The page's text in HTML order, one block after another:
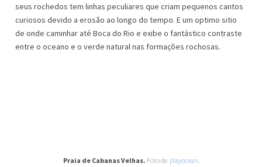
seus rochedos tem linhas peculiares que criam pequenos cantos
curiosos devido a erosão ao longo do tempo. E um optimo sitio
de onde caminhar até Boca do Rio e exibe o fantástico contraste
entre o oceano e o verde natural nas formações rochosas.
Praia de Cabanas Velhas. Foto de playocean